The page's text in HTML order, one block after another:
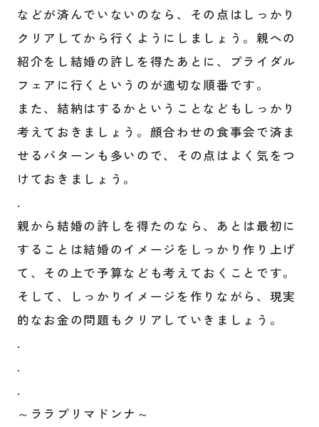
などが済んでいないのなら、その点はしっかり
クリアしてから行くようにしましょう。親への
紹介をし結婚の許しを得たあとに、ブライダル
フェアに行くというのが適切な順番です。
また、結納はするかということなどもしっかり
考えておきましょう。顔合わせの食事会で済ま
せるパターンも多いので、その点はよく気をつ
けておきましょう。
.
親から結婚の許しを得たのなら、あとは最初に
することは結婚のイメージをしっかり作り上げ
て、その上で予算なども考えておくことです。
そして、しっかりイメージを作りながら、現実
的なお金の問題もクリアしていきましょう。
.
.
.
～ララプリマドンナ～